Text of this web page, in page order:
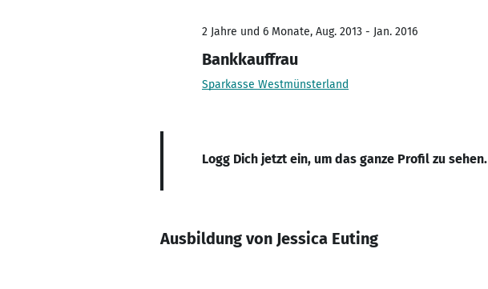
2 Jahre und 6 Monate, Aug. 2013 - Jan. 2016
Bankkauffrau
Sparkasse Westmünsterland
Logg Dich jetzt ein, um das ganze Profil zu sehen.
Ausbildung von Jessica Euting